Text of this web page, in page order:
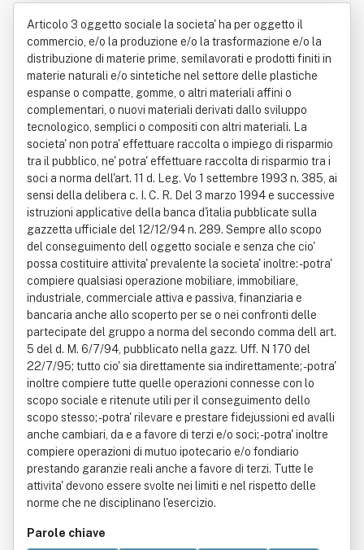
ansi Cellulari Spa
Articolo 3 oggetto sociale la societa' ha per oggetto il
commercio, e/o la produzione e/o la trasformazione e/o la
distribuzione di materie prime, semilavorati e prodotti finiti in
materie naturali e/o sintetiche nel settore delle plastiche
espanse o compatte, gomme, o altri materiali affini o
complementari, o nuovi materiali derivati dallo sviluppo
tecnologico, semplici o compositi con altri materiali. La
societa' non potra' effettuare raccolta o impiego di risparmio
tra il pubblico, ne' potra' effettuare raccolta di risparmio tra i
soci a norma dell'art. 11 d. Leg. Vo 1 settembre 1993 n. 385, ai
sensi della delibera c. I. C. R. Del 3 marzo 1994 e successive
istruzioni applicative della banca d'italia pubblicate sulla
gazzetta ufficiale del 12/12/94 n. 289. Sempre allo scopo
del conseguimento dell oggetto sociale e senza che cio'
possa costituire attivita' prevalente la societa' inoltre: - potra'
compiere qualsiasi operazione mobiliare, immobiliare,
industriale, commerciale attiva e passiva, finanziaria e
bancaria anche allo scoperto per se o nei confronti delle
partecipate del gruppo a norma del secondo comma dell art.
5 del d. M. 6/7/94, pubblicato nella gazz. Uff. N 170 del
22/7/95; tutto cio' sia direttamente sia indirettamente; - potra'
inoltre compiere tutte quelle operazioni connesse con lo
scopo sociale e ritenute utili per il conseguimento dello
scopo stesso; - potra' rilevare e prestare fidejussioni ed avalli
anche cambiari, da e a favore di terzi e/o soci; - potra' inoltre
compiere operazioni di mutuo ipotecario e/o fondiario
prestando garanzie reali anche a favore di terzi. Tutte le
attivita' devono essere svolte nei limiti e nel rispetto delle
norme che ne disciplinano l'esercizio.
Parole chiave